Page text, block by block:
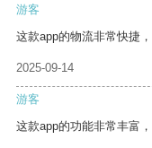
游客
这款app的物流非常快捷
2025-09-14
游客
这款app的功能非常丰富